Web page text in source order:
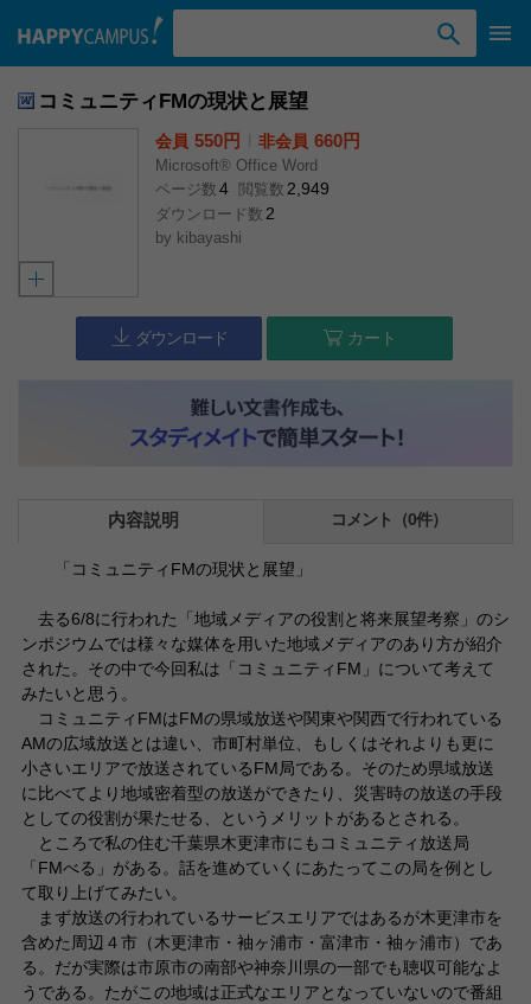
コミュニティFMの現状と展望
会員 550円 非会員 660円
Microsoft® Office Word
ページ数 4 閲覧数 2,949
ダウンロード数 2
by kibayashi
ダウンロード カート
内容説明 コメント（0件）
「コミュニティFMの現状と展望」
去る6/8に行われた「地域メディアの役割と将来展望考察」のシ
ンポジウムでは様々な媒体を用いた地域メディアのあり方が紹介
された。その中で今回私は「コミュニティFM」について考えて
みたいと思う。
コミュニティFMはFMの県域放送や関東や関西で行われている
AMの広域放送とは違い、市町村単位、もしくはそれよりも更に
小さいエリアで放送されているFM局である。そのため県域放送
に比べてより地域密着型の放送ができたり、災害時の放送の手段
としての役割が果たせる、というメリットがあるとされる。
ところで私の住む千葉県木更津市にもコミュニティ放送局
「FMべる」がある。話を進めていくにあたってこの局を例とし
て取り上げてみたい。
まず放送の行われているサービスエリアではあるが木更津市を
含めた周辺４市（木更津市・袖ヶ浦市・富津市・袖ヶ浦市）であ
る。だが実際は市原市の南部や神奈川県の一部でも聴収可能なよ
うである。たがこの地域は正式なエリアとなっていないので番組